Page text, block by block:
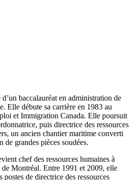
baccalauréat en administration de
Elle débute sa carrière en 1983 au
et Immigration Canada. Elle poursuit
puis directrice des ressources
un ancien chantier maritime converti
de grandes pièces soudées.
chef des ressources humaines à
Montréal. Entre 1991 et 2009, elle
postes de directrice des ressources